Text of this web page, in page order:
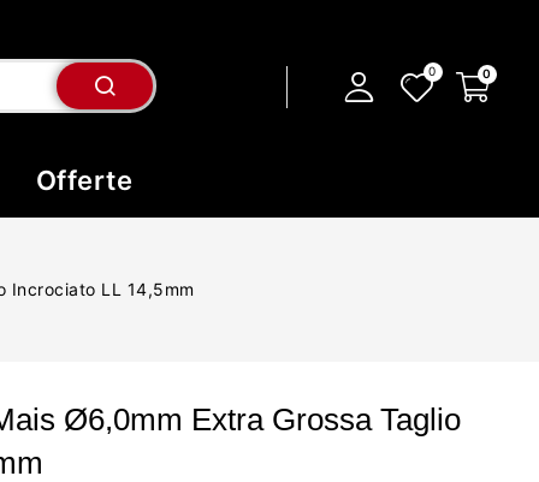
Offerte
Incrociato LL 14,5mm
Ø6,0mm Extra Grossa Taglio